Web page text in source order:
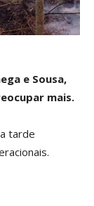
e Sousa,
mais.
tarde